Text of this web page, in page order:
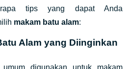
tips yang dapat Anda
makam batu alam:
Alam yang Diinginkan
digunakan untuk makam